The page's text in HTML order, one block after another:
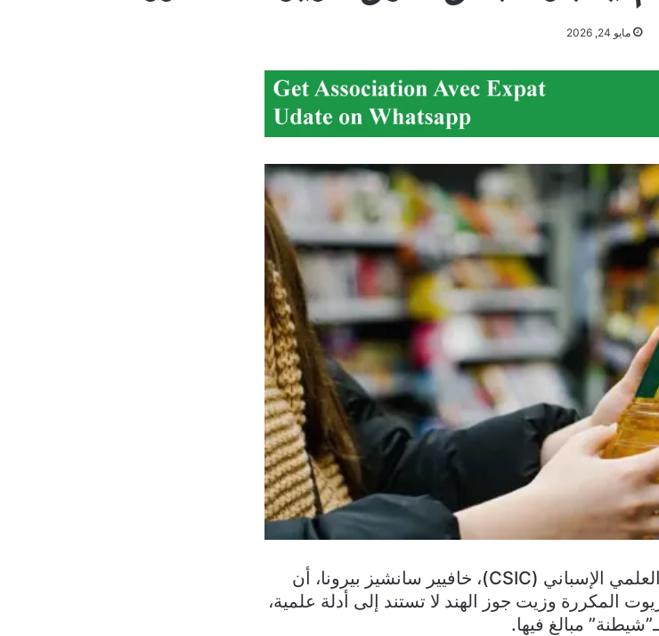
مايو 24, 2026
يؤكد عالم من المجلس الأعلى للبحث العلمي الإسباني (CSIC)، خافيير سانشيز بيرونا، أن
المكررة وزيت جوز الهند لا تستند إلى أدلة علمية،
مبالغ فيها.